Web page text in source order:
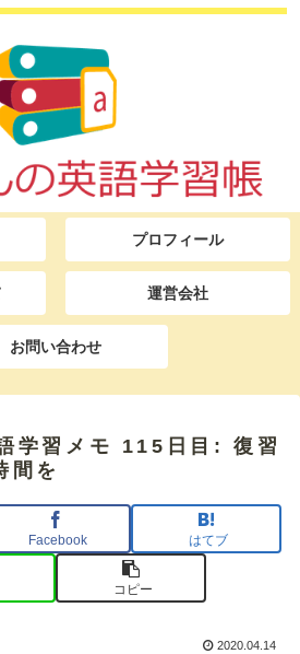
プロフィール
運営会社
お問い合わせ
学習メモ 115日目: 復習
間を
Facebook はてブ
コピー
2020.04.14